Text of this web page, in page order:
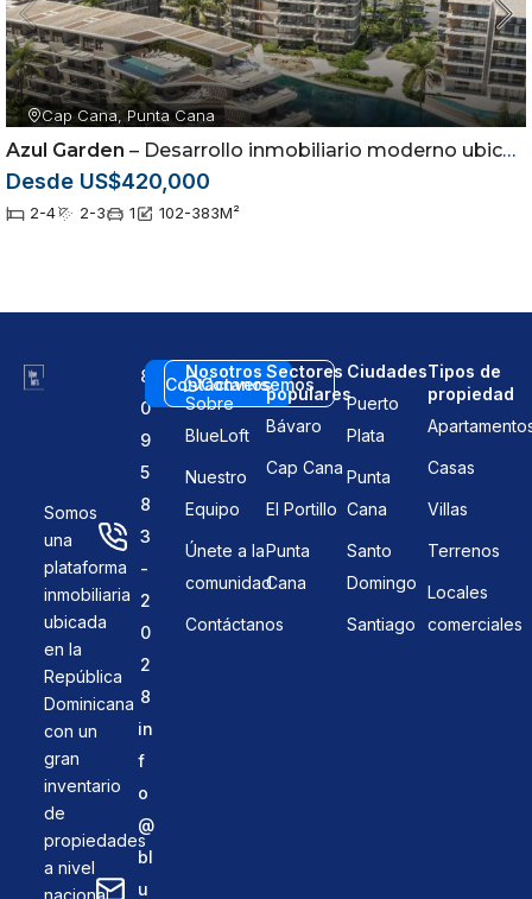
Cap Cana, Punta Cana
Azul Garden – Desarrollo inmobiliario moderno ubicado en Cap Cana, Punta Cana
Desde US$420,000
2-4 2-3 1 102-383M²
Somos
una
plataforma
inmobiliaria
ubicada
en la
República
Dominicana
con un
gran
inventario
de
propiedades
a nivel
nacional.
8
0
9
5
8
3
-
2
0
2
8
in
f
o
@
bl
u
Contáctanos
Conversemos
Nosotros
Sobre
BlueLoft
Nuestro
Equipo
Únete a la
comunidad
Contáctanos
Sectores
populares
Bávaro
Cap Cana
El Portillo
Punta
Cana
Ciudades
Puerto
Plata
Punta
Cana
Santo
Domingo
Santiago
Tipos de
propiedad
Casas
Villas
Terrenos
Locales
comerciales